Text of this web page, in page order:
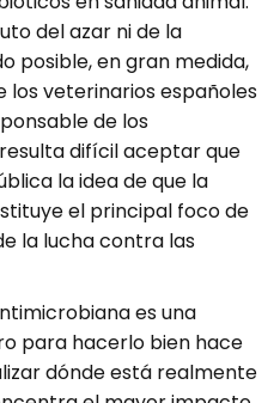
del azar ni de la
posible, en gran medida,
los veterinarios españoles
de los
difícil aceptar que
la idea de que la
el principal foco de
la lucha contra las
es una
para hacerlo bien hace
dónde está realmente